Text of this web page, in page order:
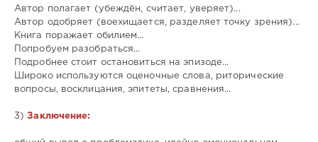
Автор полагает (убеждён, считает, уверяет)...
Автор одобряет (воехищается, разделяет точку зрения)...
Книга поражает обилием...
Попробуем разобраться...
Подробнее стоит остановиться на эпизоде...
Широко используются оценочные слова, риторические
вопросы, восклицания, эпитеты, сравнения...
3) Заключение: